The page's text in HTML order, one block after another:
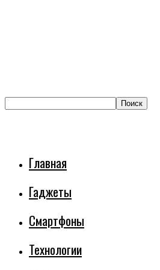
Главная
Гаджеты
Смартфоны
Технологии